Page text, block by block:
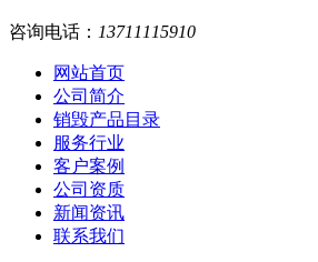
咨询电话： 13711115910
网站首页
公司简介
销毁产品目录
服务行业
客户案例
公司资质
新闻资讯
联系我们